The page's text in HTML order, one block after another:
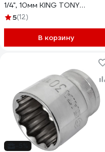
1/4", 10мм KING TONY
233010M
5(12)
В корзину